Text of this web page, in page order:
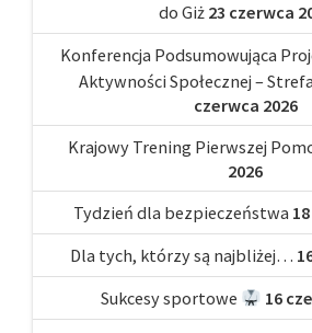
do Giż 23 czerwca
Konferencja Podsumowująca
Aktywności Społecznej –
czerwca 2026
Krajowy Trening Pierwszej
2026
Tydzień dla bezpieczeństwa
Dla tych, którzy są najbliżej…
Sukcesy sportowe
16